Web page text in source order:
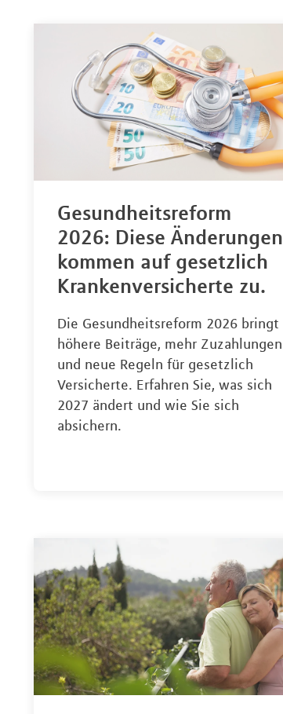
Gesundheitsreform
2026: Diese Änderungen
kommen auf gesetzlich
Krankenversicherte zu.
Die Gesundheitsreform 2026 bringt
höhere Beiträge, mehr Zuzahlungen
und neue Regeln für gesetzlich
Versicherte. Erfahren Sie, was sich
2027 ändert und wie Sie sich
absichern.